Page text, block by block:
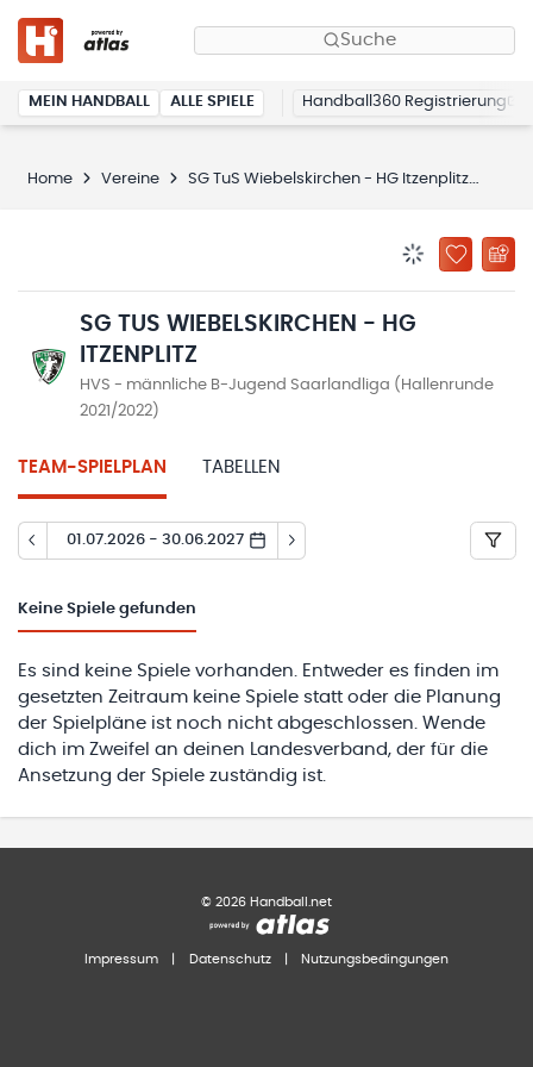
Suche
MEIN HANDBALL ALLE SPIELE Handball360 Registrierung
Home Vereine SG TuS Wiebelskirchen - HG Itzenplitz
ZU
SG TUS WIEBELSKIRCHEN - HG
ITZENPLITZ
HVS - männliche B-Jugend Saarlandliga (Hallenrunde
2021/2022)
TEAM-SPIELPLAN TABELLEN
01.07.2026 - 30.06.2027
Keine Spiele gefunden
Es sind keine Spiele vorhanden. Entweder es finden im
gesetzten Zeitraum keine Spiele statt oder die Planung
der Spielpläne ist noch nicht abgeschlossen. Wende
dich im Zweifel an deinen Landesverband, der für die
Ansetzung der Spiele zuständig ist.
© 2026 Handball.net
Impressum Datenschutz Nutzungsbedingungen